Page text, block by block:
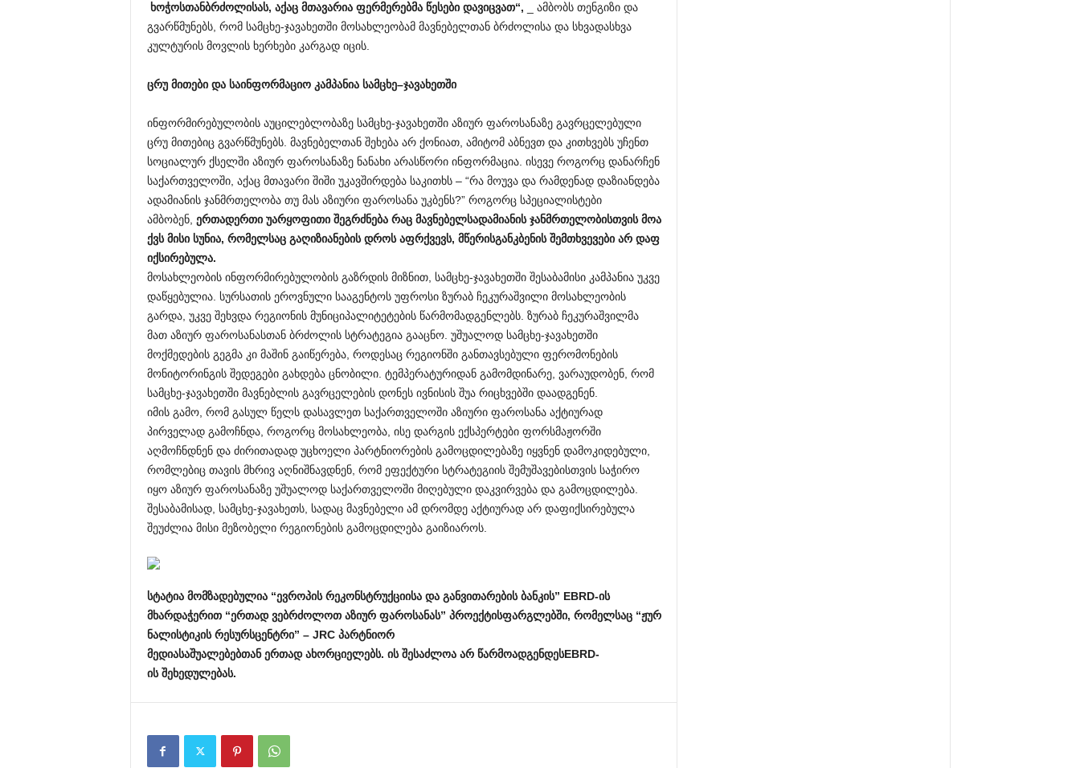
ხოჭოსთანბრძოლისას, აქაც მთავარია ფერმერებმა წესები დავიცვათ“, _ ამბობს თენგიზი და
გვარწმუნებს, რომ სამცხე-ჯავახეთში მოსახლეობამ მავნებელთან ბრძოლისა და სხვადასხვა
კულტურის მოვლის ხერხები კარგად იცის.
ცრუ მითები და საინფორმაციო კამპანია სამცხე–ჯავახეთში
ინფორმირებულობის აუცილებლობაზე სამცხე-ჯავახეთში აზიურ ფაროსანაზე გავრცელებული
ცრუ მითებიც გვარწმუნებს. მავნებელთან შეხება არ ქონიათ, ამიტომ აბნევთ და კითხვებს უჩენთ
სოციალურ ქსელში აზიურ ფაროსანაზე ნანახი არასწორი ინფორმაცია. ისევე როგორც დანარჩენ
საქართველოში, აქაც მთავარი შიში უკავშირდება საკითხს – “რა მოუვა და რამდენად დაზიანდება
ადამიანის ჯანმრთელობა თუ მას აზიური ფაროსანა უკბენს?” როგორც სპეციალისტები
ამბობენ, ერთადერთი უარყოფითი შეგრძნება რაც მავნებელსადამიანის ჯანმრთელობისთვის მოა
ქვს მისი სუნია, რომელსაც გაღიზიანების დროს აფრქვევს, მწერისგანკბენის შემთხვევები არ დაფ
იქსირებულა.
მოსახლეობის ინფორმირებულობის გაზრდის მიზნით, სამცხე-ჯავახეთში შესაბამისი კამპანია უკვე
დაწყებულია. სურსათის ეროვნული სააგენტოს უფროსი ზურაბ ჩეკურაშვილი მოსახლეობის
გარდა, უკვე შეხვდა რეგიონის მუნიციპალიტეტების წარმომადგენლებს. ზურაბ ჩეკურაშვილმა
მათ აზიურ ფაროსანასთან ბრძოლის სტრატეგია გააცნო. უშუალოდ სამცხე-ჯავახეთში
მოქმედების გეგმა კი მაშინ გაიწერება, როდესაც რეგიონში განთავსებული ფერომონების
მონიტორინგის შედეგები გახდება ცნობილი. ტემპერატურიდან გამომდინარე, ვარაუდობენ, რომ
სამცხე-ჯავახეთში მავნებლის გავრცელების დონეს ივნისის შუა რიცხვებში დაადგენენ.
იმის გამო, რომ გასულ წელს დასავლეთ საქართველოში აზიური ფაროსანა აქტიურად
პირველად გამოჩნდა, როგორც მოსახლეობა, ისე დარგის ექსპერტები ფორსმაჟორში
აღმოჩნდნენ და ძირითადად უცხოელი პარტნიორების გამოცდილებაზე იყვნენ დამოკიდებული,
რომლებიც თავის მხრივ აღნიშნავდნენ, რომ ეფექტური სტრატეგიის შემუშავებისთვის საჭირო
იყო აზიურ ფაროსანაზე უშუალოდ საქართველოში მიღებული დაკვირვება და გამოცდილება.
შესაბამისად, სამცხე-ჯავახეთს, სადაც მავნებელი ამ დრომდე აქტიურად არ დაფიქსირებულა
შეუძლია მისი მეზობელი რეგიონების გამოცდილება გაიზიაროს.
სტატია მომზადებულია“ევროპის რეკონსტრუქციისა და განვითარების ბანკის” EBRD-ის
მხარდაჭერით“ერთად ვებრძოლოთ აზიურ ფაროსანას” პროექტისფარგლებში, რომელსაც“ჟურ
ნალისტიკის რესურსცენტრი” – JRC პარტნიორ
მედიასაშუალებებთან ერთად ახორციელებს. ის შესაძლოა არ წარმოადგენდესEBRD-
ის შეხედულებას.